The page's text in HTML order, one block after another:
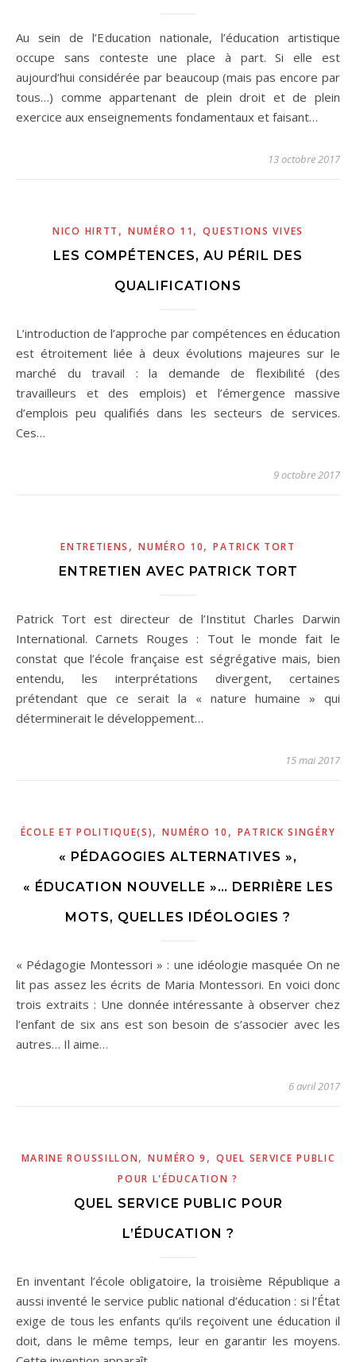
Au sein de l’Education nationale, l’éducation artistique
occupe sans conteste une place à part. Si elle est
aujourd’hui considérée par beaucoup (mais pas encore par
tous…) comme appartenant de plein droit et de plein
exercice aux enseignements fondamentaux et faisant…
13 octobre 2017
NICO HIRTT ,NUMÉRO 11,QUESTIONS VIVES
LES COMPÉTENCES, AU PÉRIL DES
QUALIFICATIONS
L’introduction de l’approche par compétences en éducation
est étroitement liée à deux évolutions majeures sur le
marché du travail : la demande de flexibilité (des
travailleurs et des emplois) et l’émergence massive
d’emplois peu qualifiés dans les secteurs de services.
Ces…
9 octobre 2017
ENTRETIENS ,NUMÉRO 10,PATRICK TORT
ENTRETIEN AVEC PATRICK TORT
Patrick Tort est directeur de l’Institut Charles Darwin
International. Carnets Rouges : Tout le monde fait le
constat que l’école française est ségrégative mais, bien
entendu, les interprétations divergent, certaines
prétendant que ce serait la « nature humaine » qui
déterminerait le développement…
15 mai 2017
ÉCOLE ET POLITIQUE(S),NUMÉRO 10 , PATRICK SINGÉRY
« PÉDAGOGIES ALTERNATIVES »,
« ÉDUCATION NOUVELLE »… DERRIÈRE LES
MOTS, QUELLES IDÉOLOGIES ?
« Pédagogie Montessori » : une idéologie masquée On ne
lit pas assez les écrits de Maria Montessori. En voici donc
trois extraits : Une donnée intéressante à observer chez
l’enfant de six ans est son besoin de s’associer avec les
autres… Il aime…
6 avril 2017
MARINE ROUSSILLON,NUMÉRO 9 ,QUEL SERVICE PUBLIC
POUR L'ÉDUCATION ?
QUEL SERVICE PUBLIC POUR
L’ÉDUCATION ?
En inventant l’école obligatoire, la troisième République a
aussi inventé le service public national d’éducation : si l’État
exige de tous les enfants qu’ils reçoivent une éducation il
doit, dans le même temps, leur en garantir les moyens.